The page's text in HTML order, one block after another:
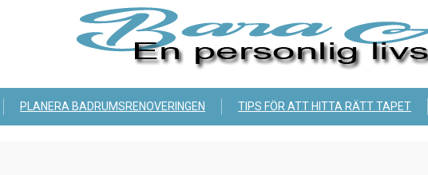
PLANERA BADRUMSRENOVERINGEN TIPS FÖR ATT HITTA RÄTT TAPET